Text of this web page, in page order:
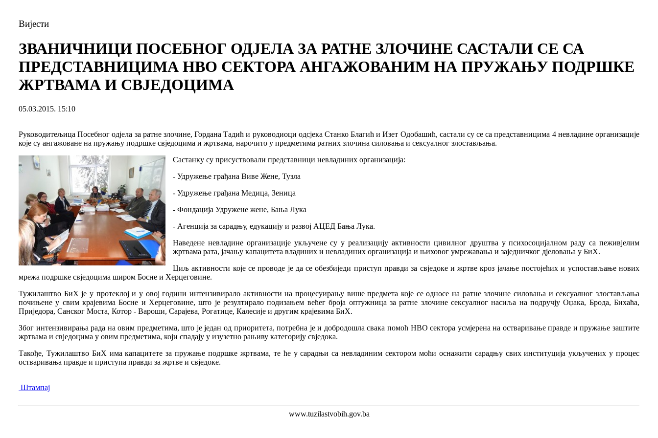
Вијести
ЗВАНИЧНИЦИ ПОСЕБНОГ ОДЈЕЛА ЗА РАТНЕ ЗЛОЧИНЕ САСТАЛИ СЕ СА
ПРЕДСТАВНИЦИМА НВО СЕКТОРА АНГАЖОВАНИМ НА ПРУЖАЊУ ПОДРШКЕ
ЖРТВАМА И СВЈЕДОЦИМА
05.03.2015. 15:10
Руководитељица Посебног одјела за ратне злочине, Гордана Тадић и руководиоци одсјека Станко Благић и Изет Одобашић, састали су се са представницима 4 невладине организације
које су ангажоване на пружању подршке свједоцима и жртвама, нарочито у предметима ратних злочина силовања и сексуалног злостављања.
Састанку су присуствовали представници невладиних организација:
- Удружење грађана Виве Жене, Тузла
- Удружење грађана Медица, Зеница
- Фондација Удружене жене, Бања Лука
- Агенција за сарадњу, едукацију и развој АЦЕД Бања Лука.
Наведене невладине организације укључене су у реализацију активности цивилног друштва у психосоцијалном раду са пеживјелим
жртвама рата, јачању капацитета владиних и невладиних организација и њиховог умрежавања и заједничког дјеловања у БиХ.
Циљ активности које се проводе је да се обезбиједи приступ правди за свједоке и жртве кроз јачање постојећих и успостављање нових
мрежа подршке свједоцима широм Босне и Херцеговине.
Тужилаштво БиХ је у протеклој и у овој години интензивирало активности на процесуирању више предмета које се односе на ратне злочине силовања и сексуалног злостављања
почињене у свим крајевима Босне и Херцеговине, што је резултирало подизањем већег броја оптужница за ратне злочине сексуалног насиља на подручју Оџака, Брода, Бихаћа,
Приједора, Санског Моста, Котор - Вароши, Сарајева, Рогатице, Калесије и другим крајевима БиХ.
Због интензивирања рада на овим предметима, што је један од приоритета, потребна је и добродошла свака помоћ НВО сектора усмјерена на остваривање правде и пружање заштите
жртвама и свједоцима у овим предметима, који спадају у изузетно рањиву категорију свједока.
Такође, Тужилаштво БиХ има капацитете за пружање подршке жртвама, те ће у сарадњи са невладиним сектором моћи оснажити сарадњу свих институција укључених у процес
остваривања правде и приступа правди за жртве и свједоке.
Штампај
www.tuzilastvobih.gov.ba